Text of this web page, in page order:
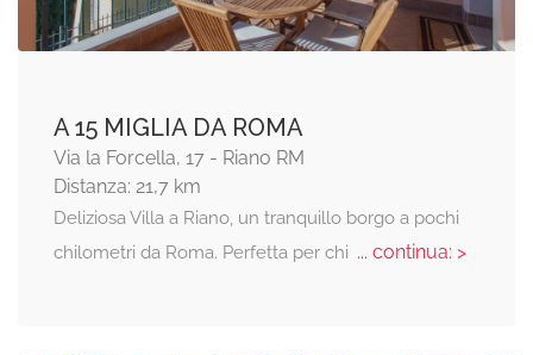
A 15 MIGLIA DA ROMA
Via la Forcella, 17 - Riano RM
Distanza: 21,7 km
Deliziosa Villa a Riano, un tranquillo borgo a pochi
chilometri da Roma. Perfetta per chi ... continua: >